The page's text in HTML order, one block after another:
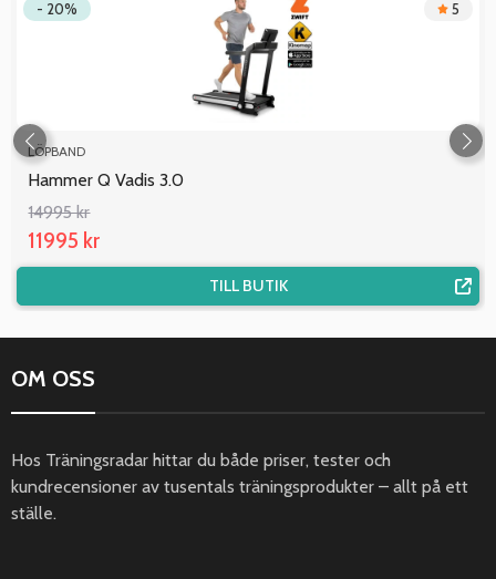
- 20% 5
LÖPBAND
Hammer Q Vadis 3.0
14995 kr
11995 kr
TILL BUTIK
OM OSS
Hos Träningsradar hittar du både priser, tester och
kundrecensioner av tusentals träningsprodukter – allt på ett
ställe.